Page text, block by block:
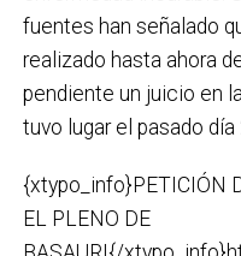
fuentes han señalado
realizado hasta ahora
pendiente un juicio en la
tuvo lugar el pasado
{xtypo_info}PETICIÓN
EL PLENO DE